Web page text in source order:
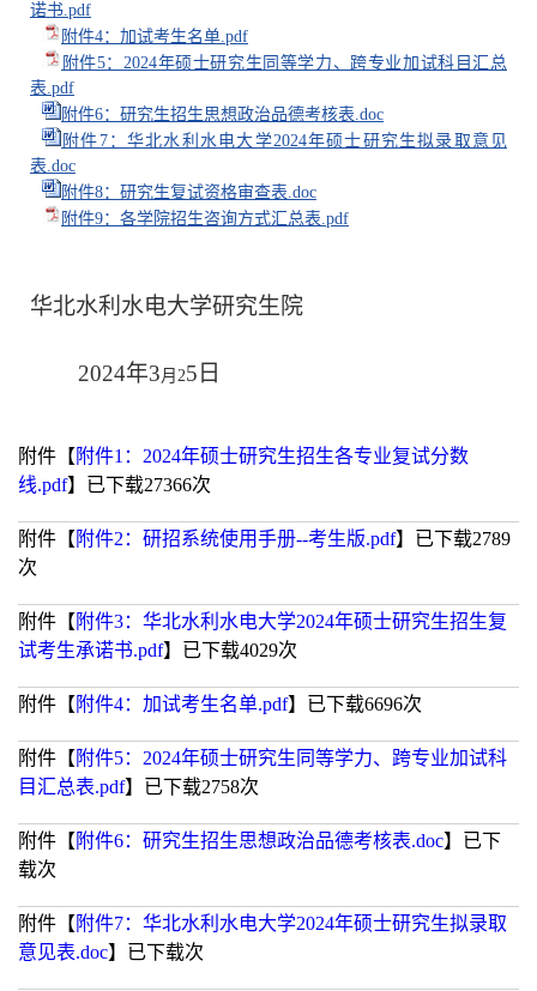
诺书.pdf
附件4：加试考生名单.pdf
附件5：2024年硕士研究生同等学力、跨专业加试科目汇总
表.pdf
附件6：研究生招生思想政治品德考核表.doc
附件7：华北水利水电大学2024年硕士研究生拟录取意见
表.doc
附件8：研究生复试资格审查表.doc
附件9：各学院招生咨询方式汇总表.pdf
华北水利水电大学研究生 院
2024年3月 25 日
附件【 附件1：2024年硕士研究生招生各专业复试分数
线.pdf】已下载27366次
附件【 附件2：研招系统使用手册--考生版.pdf】已下载2789
次
附件【 附件3：华北水利水电大学2024年硕士研究生招生复
试考生承诺书.pdf】已下载4029次
附件【 附件4：加试考生名单.pdf】已下载6696次
附件【 附件5：2024年硕士研究生同等学力、跨专业加试科
目汇总表.pdf】已下载2758次
附件【 附件6：研究生招生思想政治品德考核表.doc】已下
载次
附件【 附件7：华北水利水电大学2024年硕士研究生拟录取
意见表.doc】已下载次